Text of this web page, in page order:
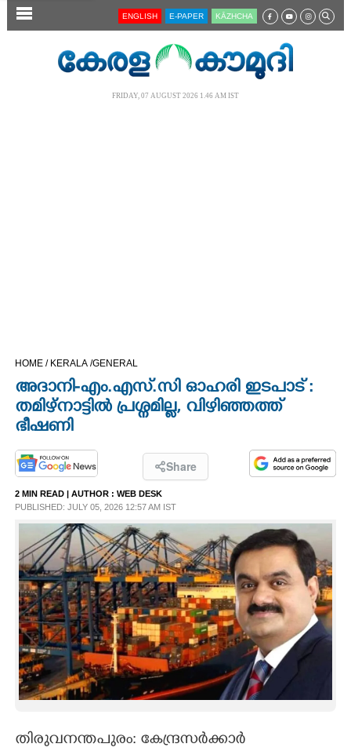
SECTIONS
CINEMA
OPINION
PHOTOS
LIFESTYLE
SPIRITUAL
INFO+
ART
ASTRO
CARTOONS
ENGLISH E-PAPER KĀZHCHA
FRIDAY, 07 AUGUST 2026 1.46 AM IST
HOME / KERALA /GENERAL
അദാനി-എം.എസ്.സി ഓഹരി ഇടപാട് :
തമിഴ്നാട്ടിൽ പ്രശ്നമില്ല, വിഴിഞ്ഞത്ത്
ഭീഷണി
Share
2 MIN READ | AUTHOR : WEB DESK
PUBLISHED: JULY 05, 2026 12:57 AM IST
തിരുവനന്തപുരം: കേന്ദ്രസർക്കാർ